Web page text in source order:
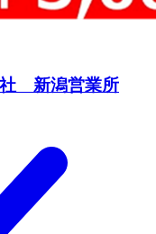
社 新潟営業所